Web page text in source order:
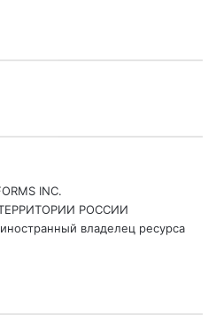
INC.
ТЕРРИТОРИИ РОССИИ
владелец ресурса